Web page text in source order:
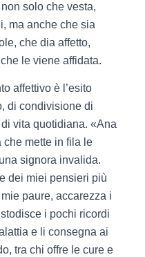
solo che vesta,
ma anche che sia
che dia affetto,
le viene affidata.
affettivo è l’esito
di condivisione di
vita quotidiana. «Ana
che mette in fila le
signora invalida.
dei miei pensieri più
paure, accarezza i
i pochi ricordi
e li consegna ai
tra chi offre le cure e